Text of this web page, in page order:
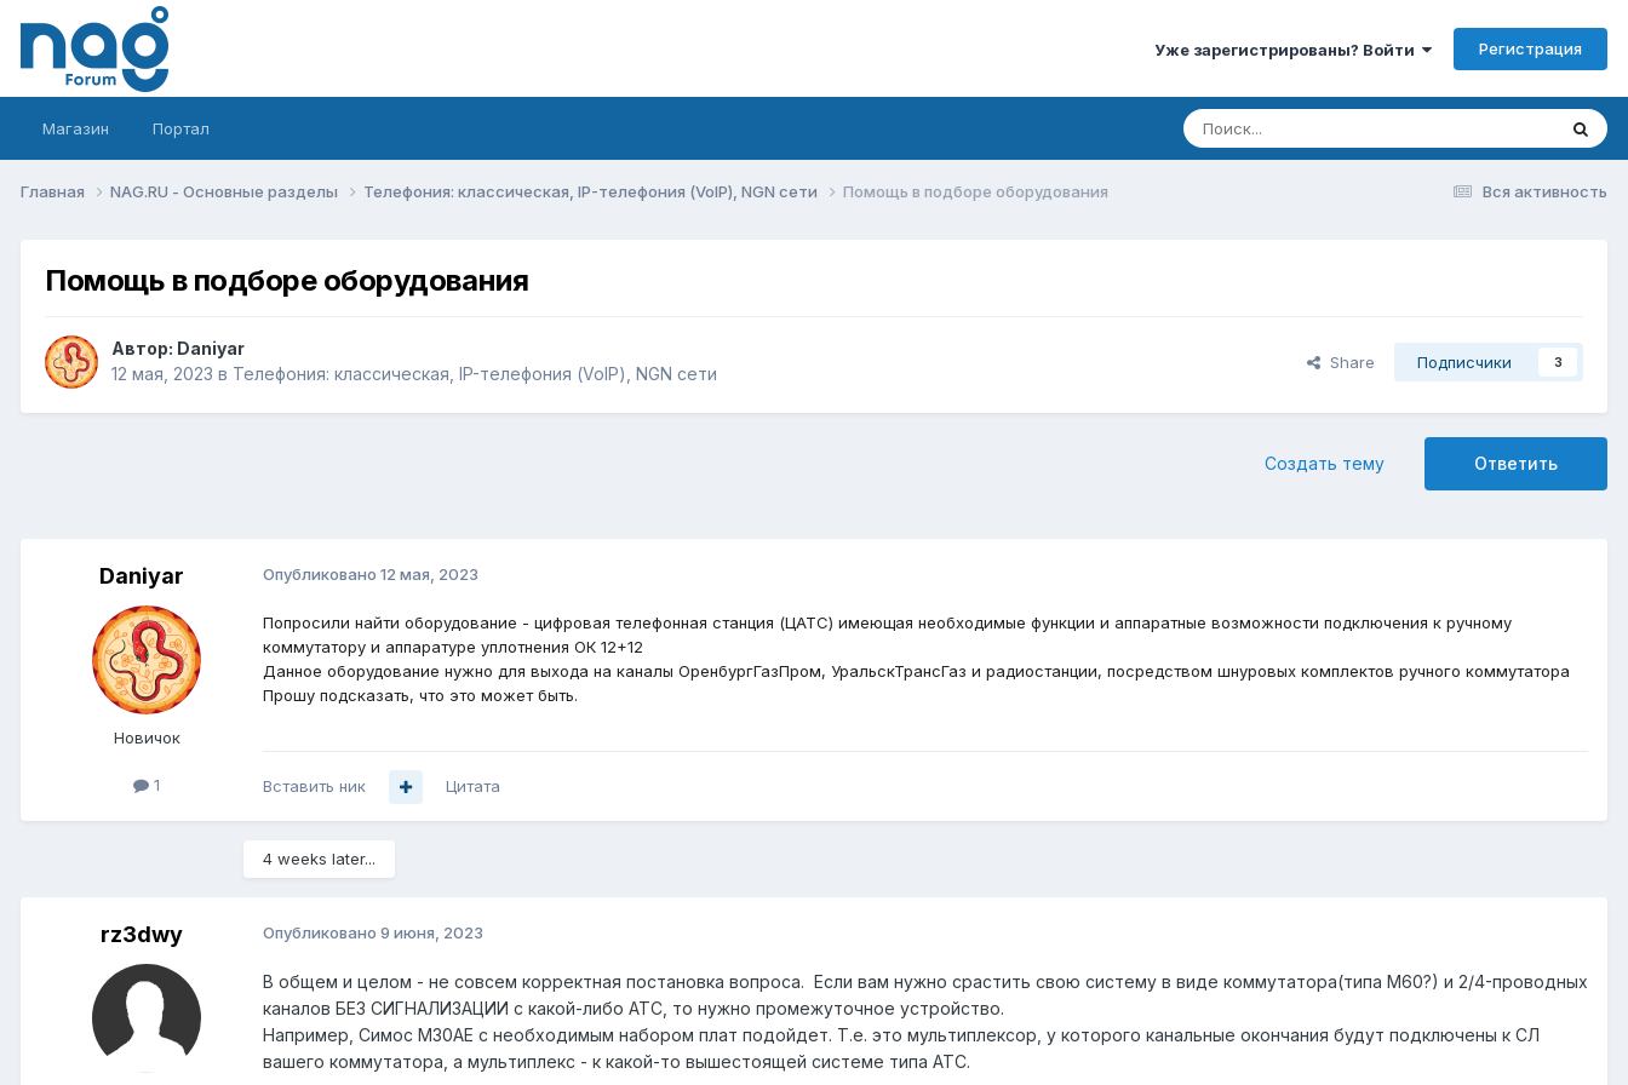
Уже зарегистрированы? Войти Регистрация
Магазин Портал
Вся активность
Главная NAG.RU - Основные разделы Телефония: классическая, IP-телефония (VoIP), NGN сети Помощь в подборе оборудования
Помощь в подборе оборудования
Автор: Daniyar
12 мая, 2023 в Телефония: классическая, IP-телефония (VoIP), NGN сети
Share Подписчики 3
Ответить
Создать тему
Daniyar
Новичок
1
Опубликовано 12 мая, 2023
Попросили найти оборудование - цифровая телефонная станция (ЦАТС) имеющая необходимые функции и аппаратные возможности подключения к ручному
коммутатору и аппаратуре уплотнения ОК 12+12
Данное оборудование нужно для выхода на каналы ОренбургГазПром, УральскТрансГаз и радиостанции, посредством шнуровых комплектов ручного коммутатора
Прошу подсказать, что это может быть.
Вставить ник Цитата
4 weeks later...
rz3dwy Опубликовано 9 июня, 2023
В общем и целом - не совсем корректная постановка вопроса. Если вам нужно срастить свою систему в виде коммутатора(типа М60?) и 2/4-проводных
каналов БЕЗ СИГНАЛИЗАЦИИ с какой-либо АТС, то нужно промежуточное устройство.
Например, Симос M30AE с необходимым набором плат подойдет. Т.е. это мультиплексор, у которого канальные окончания будут подключены к СЛ
вашего коммутатора, а мультиплекс - к какой-то вышестоящей системе типа АТС.